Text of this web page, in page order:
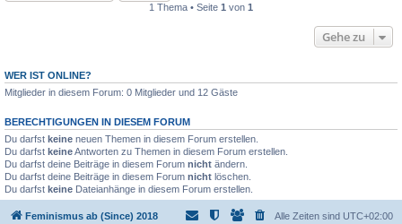
1 Thema • Seite 1 von 1
Gehe zu
WER IST ONLINE?
Mitglieder in diesem Forum: 0 Mitglieder und 12 Gäste
BERECHTIGUNGEN IN DIESEM FORUM
Du darfst keine neuen Themen in diesem Forum erstellen.
Du darfst keineAntworten zu Themen in diesem Forum erstellen.
Du darfst deine Beiträge in diesem Forum nicht ändern.
Du darfst deine Beiträge in diesem Forum nicht löschen.
Du darfst keine Dateianhänge in diesem Forum erstellen.
Feminismus ab (Since) 2018 Alle Zeiten sind UTC+02:00